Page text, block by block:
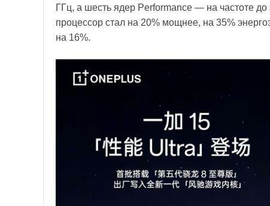
ГГц, а шесть ядер Performance — на частоте
процессор стал на 20% мощнее, на 35%
на 16%.